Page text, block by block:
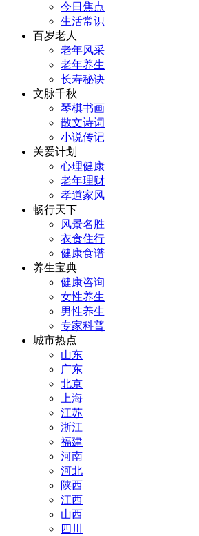
今日焦点
生活常识
百岁老人
老年风采
老年养生
长寿秘诀
文脉千秋
琴棋书画
散文诗词
小说传记
关爱计划
心理健康
老年理财
孝道家风
畅行天下
风景名胜
衣食住行
健康食谱
养生宝典
健康咨询
女性养生
男性养生
专家科普
城市热点
山东
广东
北京
上海
江苏
浙江
福建
河南
河北
陕西
江西
山西
四川